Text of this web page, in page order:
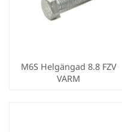
M6S Helgängad 8.8 FZV
VARM